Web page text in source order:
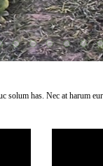
has. Nec at harum